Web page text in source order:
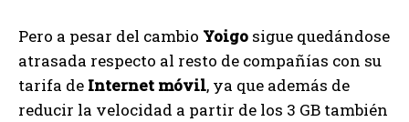
Pero a pesar del cambio Yoigo sigue quedándose
atrasada respecto al resto de compañías con su
tarifa de Internet móvil, ya que además de
reducir la velocidad a partir de los 3 GB también